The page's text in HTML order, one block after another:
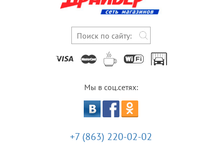
Мы в соц.сетях:
+7 (863) 220-02-02